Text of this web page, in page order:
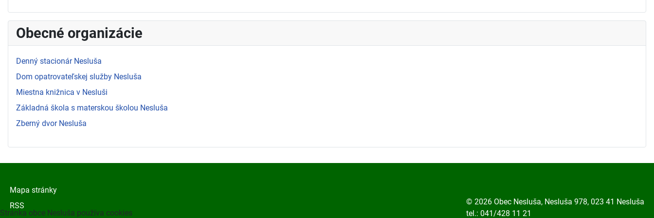
Obecné organizácie
Denný stacionár Nesluša
Dom opatrovateľskej služby Nesluša
Miestna knižnica v Nesluši
Základná škola s materskou školou Nesluša
Zberný dvor Nesluša
Mapa stránky
RSS
© 2026 Obec Nesluša, Nesluša 978, 023 41 Nesluša
tel.: 041/428 11 21
Stránka obce Nesluša používa cookies